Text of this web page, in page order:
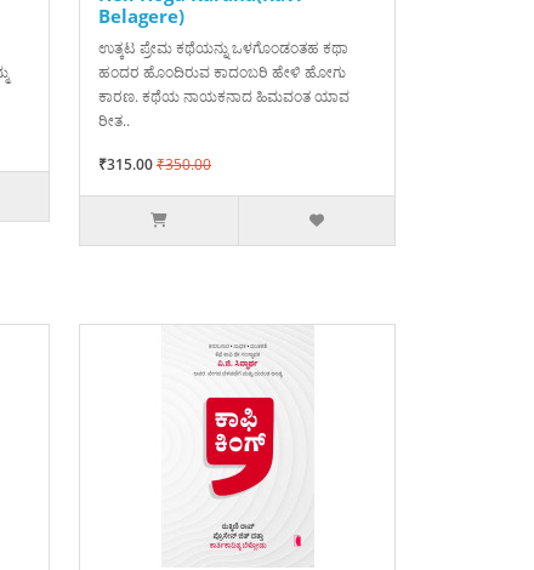
Belagere)
ಉತ್ಕಟ ಪ್ರೇಮ ಕಥೆಯನ್ನು ಒಳಗೊಂಡಂತಹ ಕಥಾ
ಹಂದರ ಹೊಂದಿರುವ ಕಾದಂಬರಿ ಹೇಳಿ ಹೋಗು
ಕಾರಣ. ಕಥೆಯ ನಾಯಕನಾದ ಹಿಮವಂತ ಯಾವ
ರೀತ..
₹315.00₹350.00